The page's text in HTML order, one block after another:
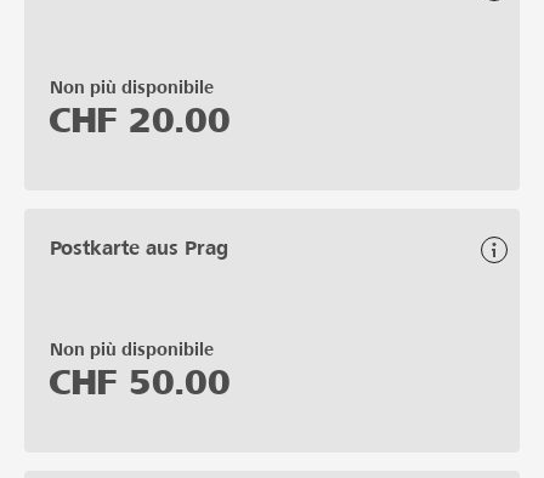
Non più disponibile
CHF 20.00
Postkarte aus Prag
Non più disponibile
CHF 50.00